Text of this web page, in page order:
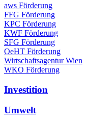
aws Förderung
FFG Förderung
KPC Förderung
KWF Förderung
SFG Förderung
OeHT Förderung
Wirtschaftsagentur Wien
WKO Förderung
Investition
Umwelt